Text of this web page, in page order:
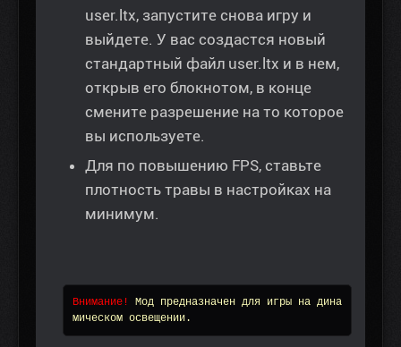
user.ltx, запустите снова игру и
выйдете. У вас создастся новый
стандартный файл user.ltx и в нем,
открыв его блокнотом, в конце
смените разрешение на то которое
вы используете.
Для по повышению FPS, ставьте
плотность травы в настройках на
минимум.
Внимание! Мод предназначен для игры на дина
мическом освещении.